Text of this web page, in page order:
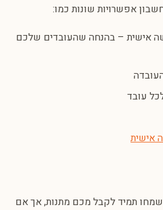
אפשרויות שונות כמו:
אישית – בהנחה שהעובדים שלכם
עובד
אישית
תמיד לקבל מכם מתנות, אך אם